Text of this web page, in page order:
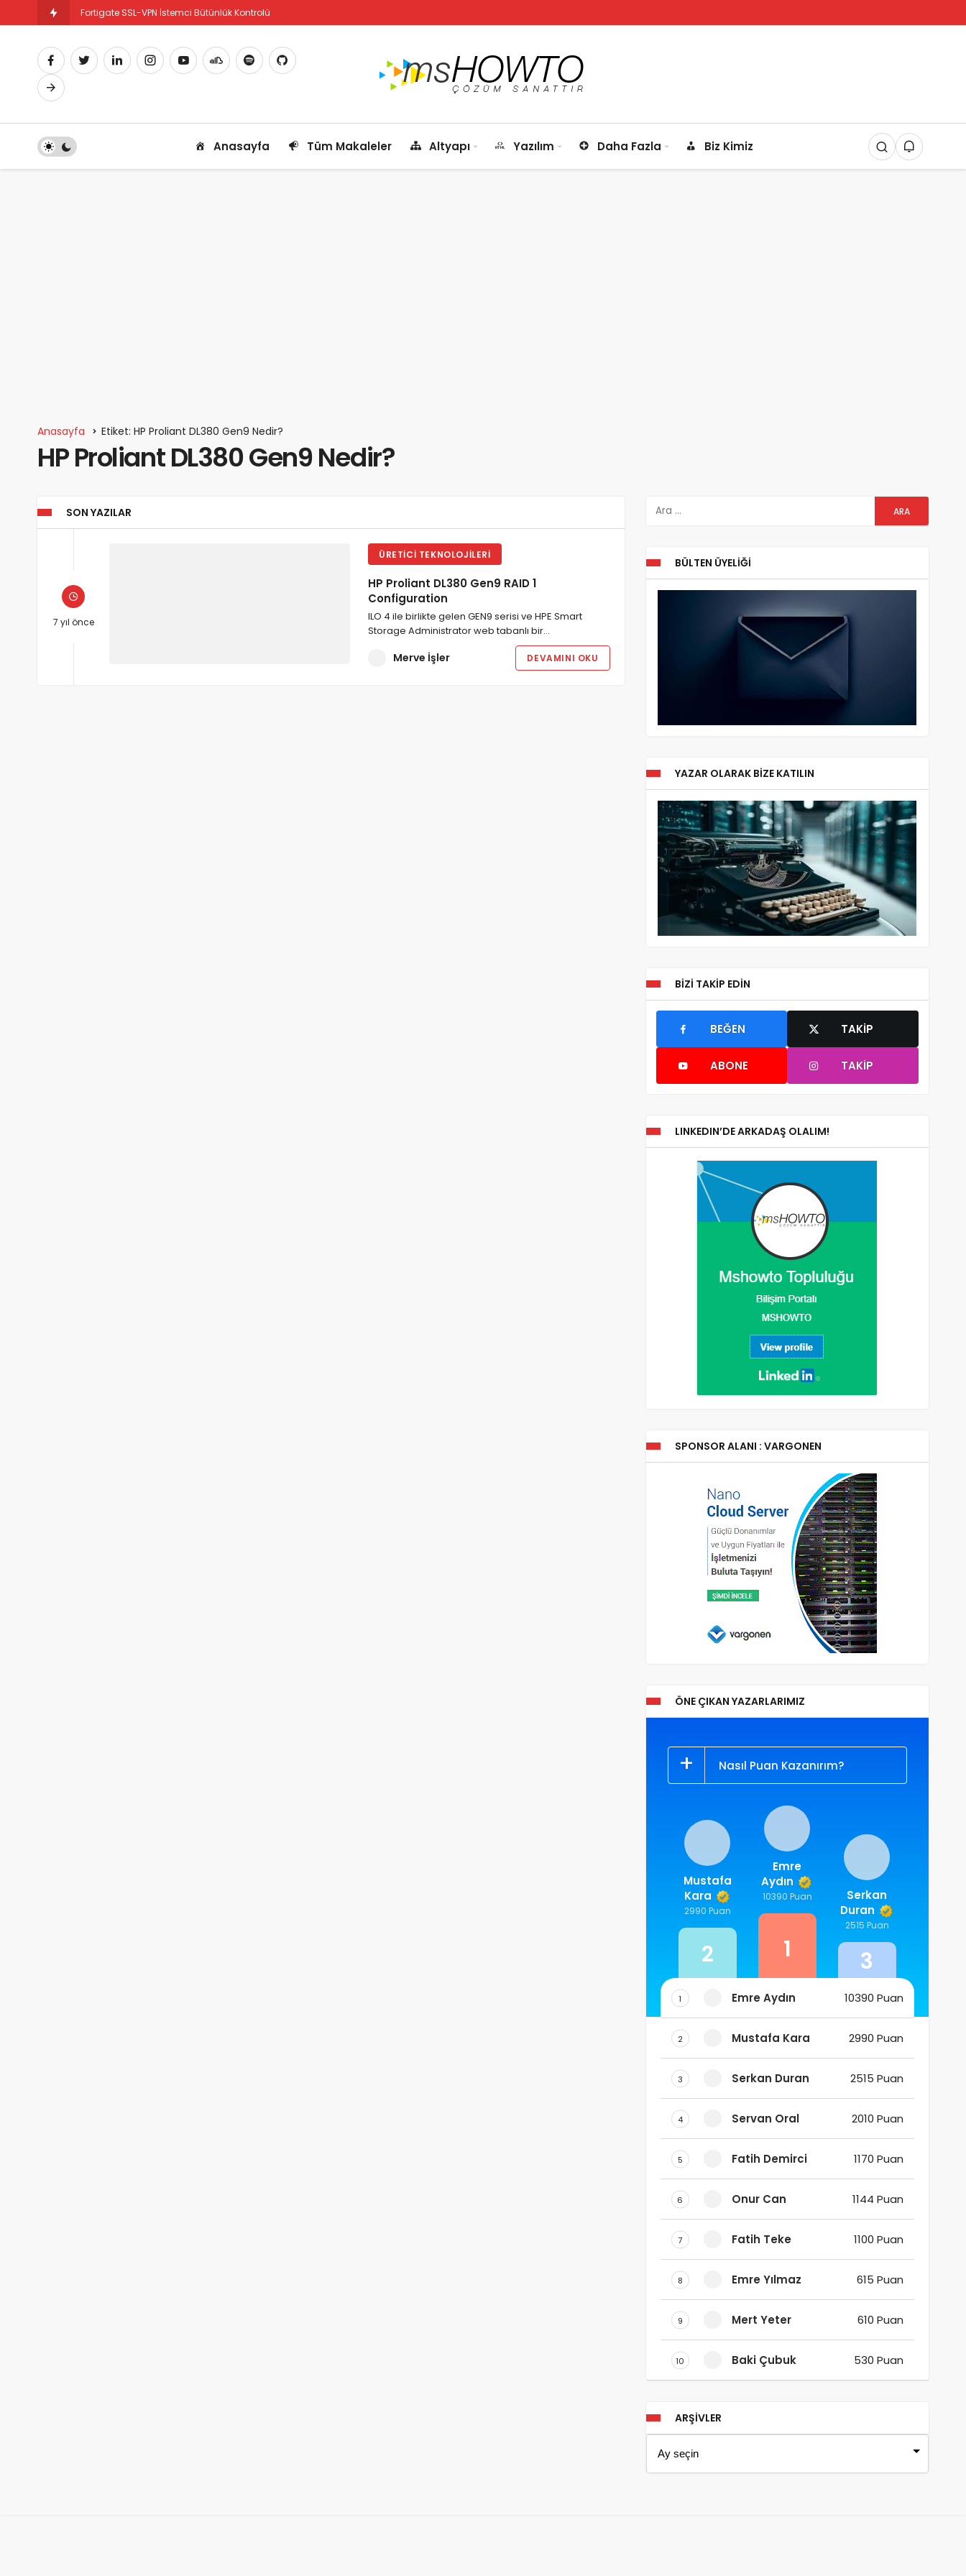
Fortigate SSL-VPN İstemci Bütünlük Kontrolü
Anasayfa Tüm Makaleler Altyapı Yazılım Daha Fazla Biz Kimiz
Anasayfa Etiket: HP Proliant DL380 Gen9 Nedir?
HP Proliant DL380 Gen9 Nedir?
SON YAZILAR
7 yıl önce
ÜRETICI TEKNOLOJILERI
HP Proliant DL380 Gen9 RAID 1
Configuration
ILO 4 ile birlikte gelen GEN9 serisi ve HPE Smart
Storage Administrator web tabanlı bir…
Merve İşler DEVAMINI OKU
BÜLTEN ÜYELIĞI
YAZAR OLARAK BIZE KATILIN
BIZI TAKIP EDIN
BEĞEN TAKIP
ABONE TAKIP
LINKEDIN’DE ARKADAŞ OLALIM!
SPONSOR ALANI : VARGONEN
ÖNE ÇIKAN YAZARLARIMIZ
Nasıl Puan Kazanırım?
Emre
Aydın
10390 Puan
1
Mustafa
Kara
2990 Puan
2
Serkan
Duran
2515 Puan
3
1 Emre Aydın 10390 Puan
2 Mustafa Kara 2990 Puan
3 Serkan Duran 2515 Puan
4 Servan Oral 2010 Puan
5 Fatih Demirci 1170 Puan
6 Onur Can 1144 Puan
7 Fatih Teke 1100 Puan
8 Emre Yılmaz 615 Puan
9 Mert Yeter 610 Puan
10 Baki Çubuk 530 Puan
ARŞIVLER